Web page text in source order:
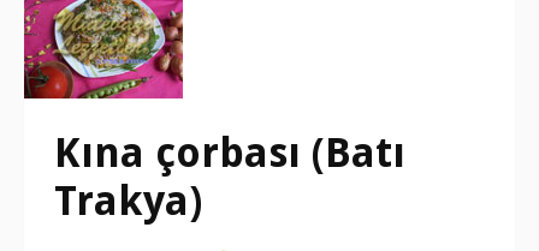
Kına çorbası (Batı
Trakya)